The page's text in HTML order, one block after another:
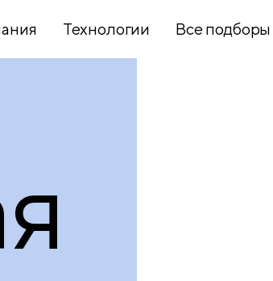
Презентационное
Технологии Все подборы